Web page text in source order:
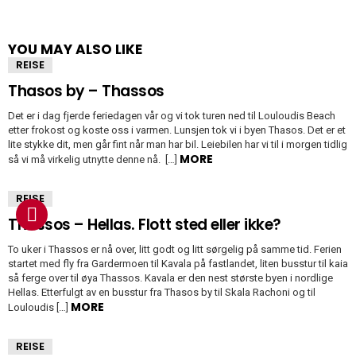
YOU MAY ALSO LIKE
REISE
Thasos by – Thassos
Det er i dag fjerde feriedagen vår og vi tok turen ned til Louloudis Beach
etter frokost og koste oss i varmen. Lunsjen tok vi i byen Thasos. Det er et
lite stykke dit, men går fint når man har bil. Leiebilen har vi til i morgen tidlig
så vi må virkelig utnytte denne nå. […] MORE
REISE
Thassos – Hellas. Flott sted eller ikke?
To uker i Thassos er nå over, litt godt og litt sørgelig på samme tid. Ferien
startet med fly fra Gardermoen til Kavala på fastlandet, liten busstur til kaia
så ferge over til øya Thassos. Kavala er den nest største byen i nordlige
Hellas. Etterfulgt av en busstur fra Thasos by til Skala Rachoni og til
Louloudis […] MORE
REISE